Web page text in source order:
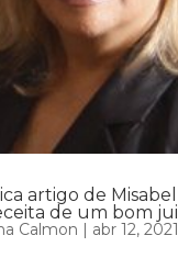
artigo de Misabel
de um bom
Calmon | abr 12, 2021